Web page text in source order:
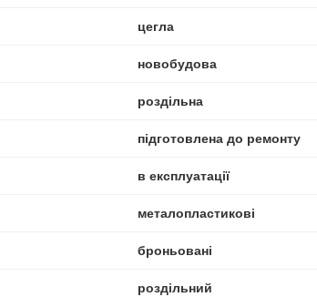
цегла
новобудова
роздільна
підготовлена до ремонту
в експлуатації
металопластикові
броньовані
роздільний